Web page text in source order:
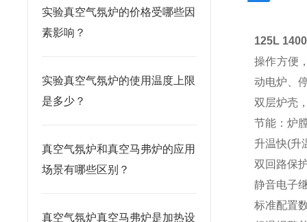
实验真空气氛炉的价格受哪些因
素影响？
实验真空气氛炉的使用温度上限
是多少？
真空气氛炉和真空马弗炉的应用
场景有哪些区别？
真空气氛炉真空马弗炉是加热设
125L
操作方便
动电炉、
双层炉壳
节能：炉
升温快(
双回路保
静音电子
标准配置